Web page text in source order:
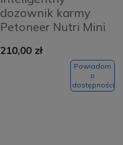
dozownik karmy
Petoneer Nutri Mini
210,00 zł
Powiadom
o
dostępności